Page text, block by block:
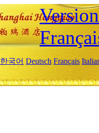
한국어 Deutsch Français